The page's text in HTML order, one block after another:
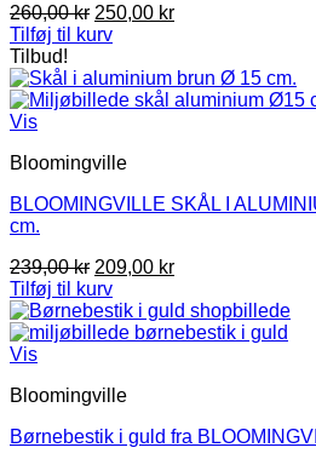
260,00kr Den
oprindelige
var:
260,00 kr.
250,00 krDen
er:
250,00 kr.
Tilføj til kurv
Tilbud!
Vis
Bloomingville
BLOOMINGVILLE SKÅL I
cm.
239,00kr Den
oprindelige
pris
var:
209,00 krDen
pris
er:
Tilføj til kurv
Vis
Bloomingville
Børnebestik i guld fra